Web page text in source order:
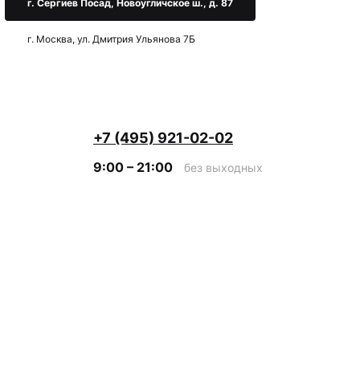
г. Сергиев Посад, Новоугличское ш., д. 87
г. Москва, ул. Дмитрия Ульянова 7Б
+7 (495) 921-02-02
9:00 – 21:00 без выходных